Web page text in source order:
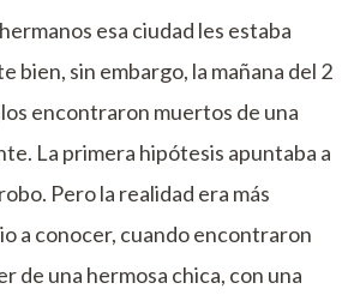
esa ciudad les estaba
bien, sin embargo, la mañana del 2
encontraron muertos de una
La primera hipótesis apuntaba a
Pero la realidad era más
a conocer, cuando encontraron
de una hermosa chica, con una